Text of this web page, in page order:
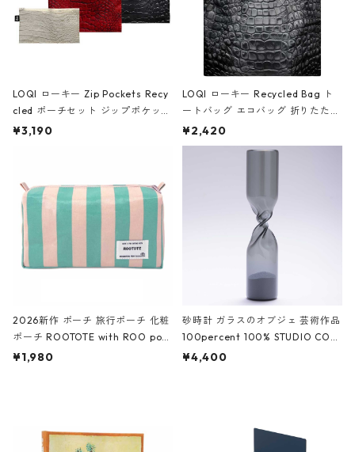
LOQI ローキー Zip Pockets Recy
cled ポーチセット ジップポケット
ファスナーポーチ 撥水加工 トラベ
ーガンディー、オフホワイト
¥3,190
LOQI ローキー Recycled Bag ト
ートバッグ エコバッグ 折りたたみ
大きめ 撥水加工 収納ポーチ CRO
CODILE/Black クロコダイル/ブラ
¥2,420
2026新作 ポーチ 旅行ポーチ 化粧
ポーチ ROOTOTE with ROO pou
ch 3532 ルートート WR.ポーチ.ラ
¥1,980
砂時計 ガラスのオブジェ 芸術作品
100percent 100% STUDIO COH
AKU Timeless 100パーセント ス
¥4,400